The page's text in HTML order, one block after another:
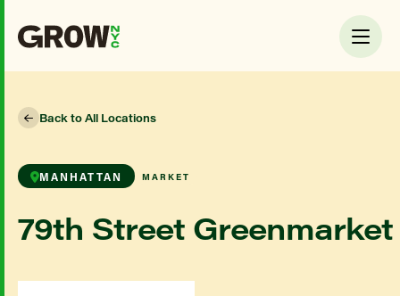
Back to All Locations
MANHATTAN MARKET
79th Street Greenmarket